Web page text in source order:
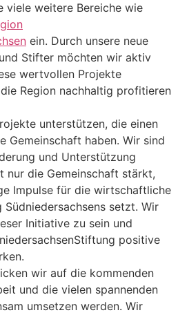
viele weitere Bereiche wie
ein. Durch unsere neue
Stifter möchten wir aktiv
wertvollen Projekte
Region nachhaltig profitieren
unterstützen, die einen
Gemeinschaft haben. Wir sind
und Unterstützung
nur die Gemeinschaft stärkt,
Impulse für die wirtschaftliche
setzt. Wir
Initiative zu sein und
positive
wir auf die kommenden
und die vielen spannenden
umsetzen werden. Wir